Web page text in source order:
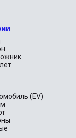
Дубая —
в пустыне.
ведущих
Rover, что
оснащенные
и семейных
вкус
до
вы ищете
у нас есть
включают:
(EV)